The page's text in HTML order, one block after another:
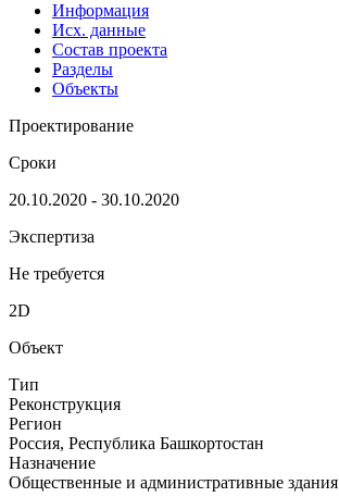
Информация
Исх. данные
Состав проекта
Разделы
Объекты
Проектирование
Сроки
20.10.2020 - 30.10.2020
Экспертиза
Не требуется
2D
Объект
Тип
Реконструкция
Регион
Россия, Республика Башкортостан
Назначение
Общественные и административные здания